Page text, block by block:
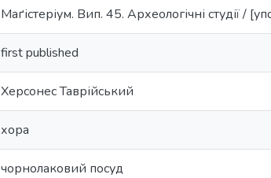
Маґістеріум. Вип. 45. Археологічні студії /
first published
Херсонес Таврійський
хора
чорнолаковий посуд